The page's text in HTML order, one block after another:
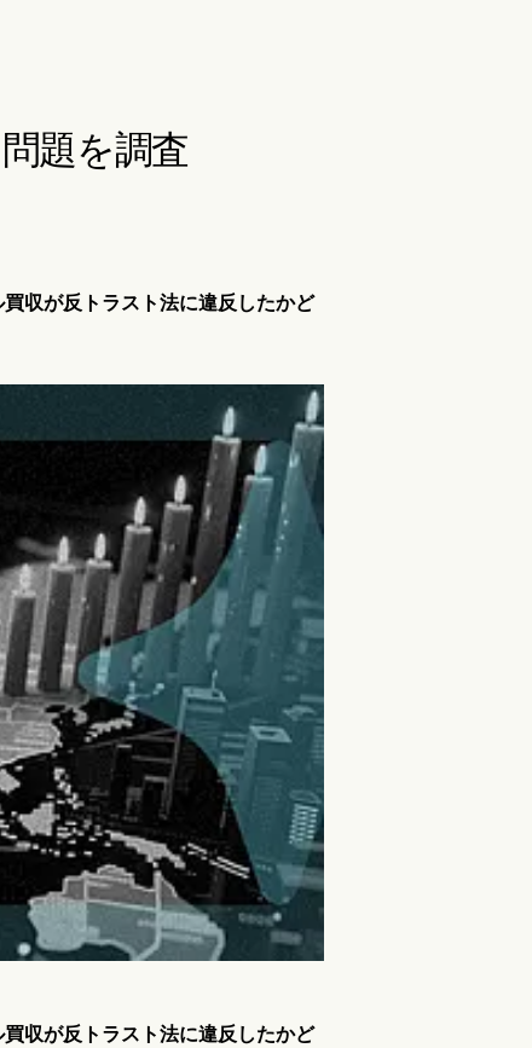
題を調査
収が反トラスト法に違反したかど
収が反トラスト法に違反したかど